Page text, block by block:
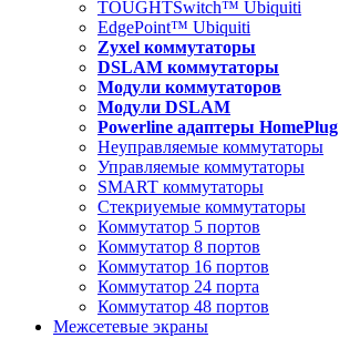
TOUGHTSwitch™ Ubiquiti
EdgePoint™ Ubiquiti
Zyxel коммутаторы
DSLAM коммутаторы
Модули коммутаторов
Модули DSLAM
Powerline адаптеры HomePlug
Неуправляемые коммутаторы
Управляемые коммутаторы
SMART коммутаторы
Стекриуемые коммутаторы
Коммутатор 5 портов
Коммутатор 8 портов
Коммутатор 16 портов
Коммутатор 24 порта
Коммутатор 48 портов
Межсетевые экраны